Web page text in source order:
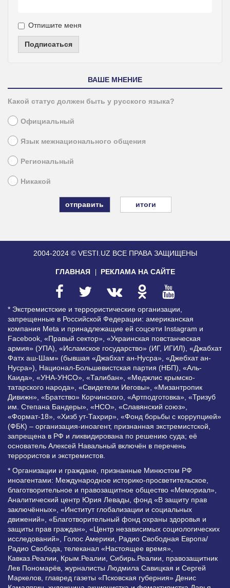
Отпишите меня
Подписаться
ВАШЕ МНЕНИЕ
Какой статус должен быть у русского языка?
Официальный
Язык межнационального общения
Региональный
Никакой
итоги
2004-2024 © VESTI.UZ ВСЕ ПРАВА ЗАЩИЩЕНЫ
ГЛАВНАЯ РЕКЛАМА НА САЙТЕ
* Экстремистские и террористические организации,
запрещенные в Российской Федерации: американская
компания Meta и принадлежащие ей соцсети Instagram и
Facebook, «Правый сектор», «Украинская повстанческая
армия» (УПА), «Исламское государство» (ИГ, ИГИЛ), «Джабхат
Фатх аш-Шам» (бывшая «Джабхат ан-Нусра», «Джебхат ан-
Нусра»), Национал-Большевистская партия (НБП), «Аль-
Каида», «УНА-УНСО», «Талибан», «Меджлис крымско-
татарского народа», «Свидетели Иеговы», «Мизантропик
Дивижн», «Братство» Корчинского, «Артподготовка», «Тризуб
им. Степана Бандеры», «НСО», «Славянский союз»,
«Формат-18», «Хизб ут-Тахрир», «Фонд борьбы с коррупцией»
(ФБК) – организация-иноагент, признанная экстремистской,
запрещена в РФ и ликвидирована по решению суда; её
основатель Алексей Навальный включён в перечень
террористов и экстремистов.
* Организации и граждане, признанные Минюстом РФ
иноагентами: Международное историко-просветительское,
благотворительное и правозащитное общество «Мемориал»,
Аналитический центр Юрия Левады, фонд «В защиту прав
заключённых», «Институт глобализации и социальных
движений», «Благотворительный фонд охраны здоровья и
защиты прав граждан», «Центр независимых социологических
исследований», Голос Америки, Радио Свободная Европа/
Радио Свобода, телеканал «Настоящее время»,
Кавказ.Реалии, Крым.Реалии, Сибирь.Реалии, правозащитник
Лев Пономарёв, журналисты Людмила Савицкая и Сергей
Маркелов, главред газеты «Псковская губерния» Денис